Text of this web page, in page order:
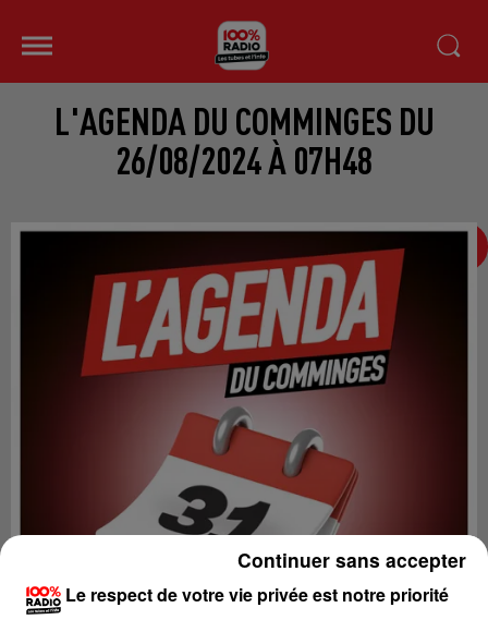
L'AGENDA DU COMMINGES DU
26/08/2024 À 07H48
Le respect de votre vie privée est notre priorité
Continuer sans accepter